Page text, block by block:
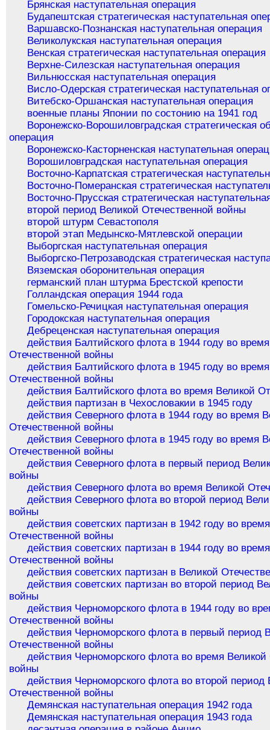
Брянская наступательная операция
Будапештская стратегическая наступательная
Варшавско-Познанская наступательная операция
Великолукская наступательная операция
Венская стратегическая наступательная операция
Верхне-Силезская наступательная операция
Вильнюсская наступательная операция
Висло-Одерская стратегическая наступательная
Витебско-Оршанская наступательная операция
военные планы Японии по состонию на 1941 год
Воронежско-Ворошиловградская стратегическая
операция
Воронежско-Касторненская наступательная
Ворошиловградская наступательная операция
Восточно-Карпатская стратегическая
Восточно-Померанская стратегическая
Восточно-Прусская стратегическая
второй период Великой Отечественной войны
второй штурм Севастополя
второй этап Медынско-Мятлевской операции
Выборгская наступательная операция
Выборгско-Петрозаводская стратегическая
Вяземская оборонительная операция
германский план штурма Брестской крепости
Голландская операция 1944 года
Гомельско-Речицкая наступательная операция
Городокская наступательная операция
Дебреценская наступательная операция
действия Балтийского флота в 1944 году во
Отечественной войны
действия Балтийского флота в 1945 году во
Отечественной войны
действия Балтийского флота во время Великой
действия партизан в Чехословакии в 1945 году
действия Северного флота в 1944 году во время
Отечественной войны
действия Северного флота в 1945 году во время
Отечественной войны
действия Северного флота в первый период
войны
действия Северного флота во время Великой
действия Северного флота во второй период
войны
действия советских партизан в 1942 году во
Отечественной войны
действия советских партизан в 1944 году во
Отечественной войны
действия советских партизан в Великой
действия советских партизан во второй период
войны
действия Черноморского флота в 1944 году во
Отечественной войны
действия Черноморского флота в первый период
Отечественной войны
действия Черноморского флота во время Великой
войны
действия Черноморского флота во второй период
Отечественной войны
Демянская наступательная операция 1942 года
Демянская наступательная операция 1943 года